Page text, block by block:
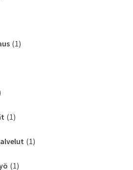
(1)
(1)
(1)
(1)